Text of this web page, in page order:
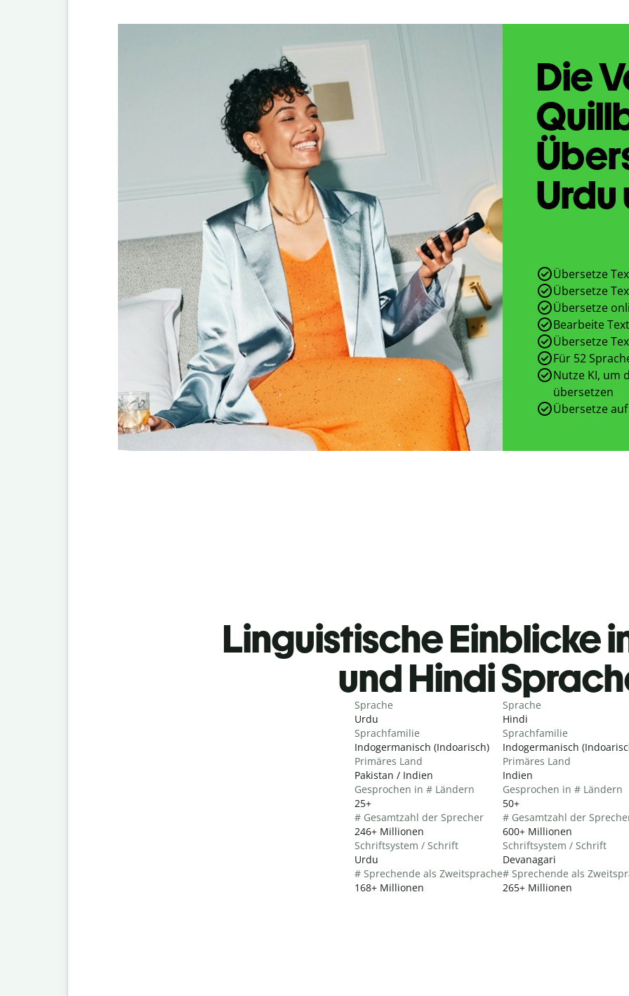
Die
Urdu
Übersetze
Übersetze
Übersetze
Bearbeite
Übersetze
Für 52
Nutze KI, um
übersetzen
Übersetze
Linguistische Einblicke
und Hindi
Sprache
Urdu
Sprachfamilie
Indogermanisch (Indoarisch)
Primäres Land
Pakistan / Indien
Gesprochen in # Ländern
25+
# Gesamtzahl der Sprecher
246+ Millionen
Schriftsystem / Schrift
Urdu
# Sprechende als Zweitsprache
168+ Millionen
Sprache
Hindi
Sprachfamilie
Indogermanisch
Primäres Land
Indien
Gesprochen in # Ländern
50+
# Gesamtzahl der
600+ Millionen
Schriftsystem / Schrift
Devanagari
# Sprechende als
265+ Millionen